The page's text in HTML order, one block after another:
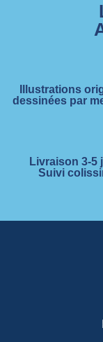
Illustrations
dessinées par
Livraison 3-5
Suivi